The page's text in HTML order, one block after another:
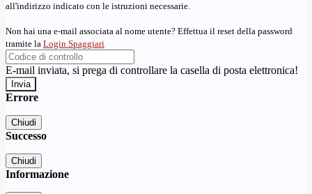
all'indirizzo indicato con le istruzioni necessarie.
Non hai una e-mail associata al nome utente? Effettua il reset della password
tramite la Login Spaggiari
E-mail inviata, si prega di controllare la casella di posta elettronica!
Errore
Chiudi
Successo
Chiudi
Informazione